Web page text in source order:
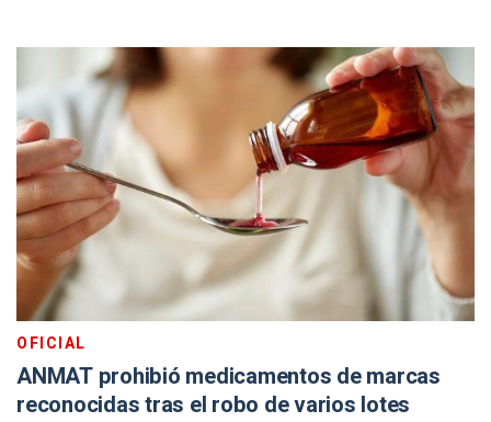
OFICIAL
ANMAT prohibió medicamentos de marcas
reconocidas tras el robo de varios lotes